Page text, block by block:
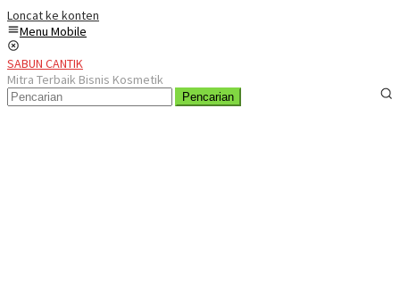
Loncat ke konten
Menu Mobile
SABUN CANTIK
Mitra Terbaik Bisnis Kosmetik
Pencarian